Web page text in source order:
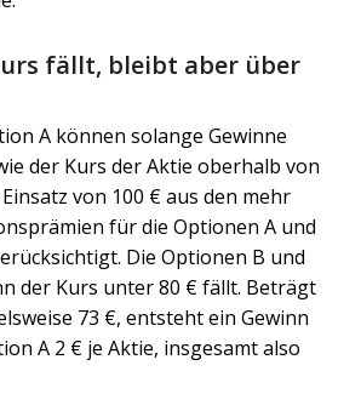
fällt, bleibt aber über
A können solange Gewinne
der Kurs der Aktie oberhalb von
von 100 € aus den mehr
für die Optionen A und
Die Optionen B und
der Kurs unter 80 € fällt. Beträgt
73 €, entsteht ein Gewinn
A 2 € je Aktie, insgesamt also